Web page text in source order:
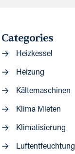
Categories
Heizkessel
Heizung
Kältemaschinen
Klima Mieten
Klimatisierung
Luftentfeuchtung